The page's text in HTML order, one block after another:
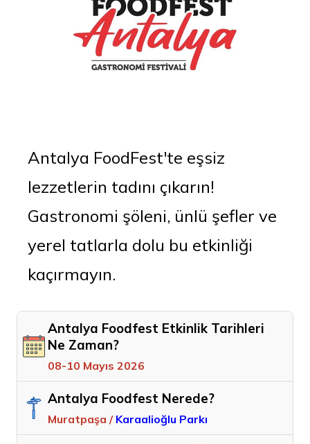
Antalya FoodFest'te eşsiz
lezzetlerin tadını çıkarın!
Gastronomi şöleni, ünlü şefler ve
yerel tatlarla dolu bu etkinliği
kaçırmayın.
Antalya Foodfest Etkinlik Tarihleri
Ne Zaman?
08-10 Mayıs 2026
Antalya Foodfest Nerede?
Muratpaşa / Karaalioğlu Parkı